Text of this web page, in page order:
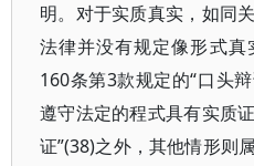
明。对于实质真实，如同
法律并没有规定像形式
160条第3款规定的“口头
遵守法定的程式具有实质
证”(38)之外，其他情形则